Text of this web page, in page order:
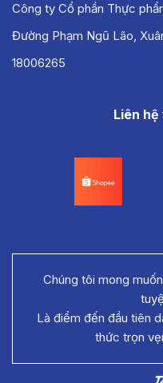
Công ty Cổ phần Thực
Đường Phạm Ngũ Lão,
18006265
Liên
Chúng tôi mong
Là điểm đến đầu tiên
thức trọn